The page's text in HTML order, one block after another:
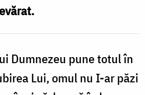
Dumnezeu pune totul în
Lui, omul nu I-ar păzi